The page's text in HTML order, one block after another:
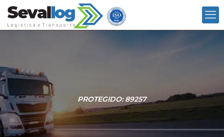
PROTEGIDO: 89257